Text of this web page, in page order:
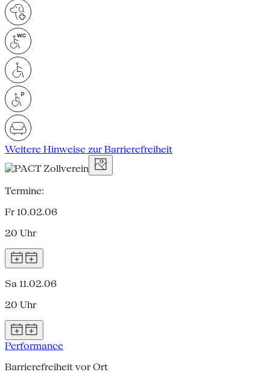
Weitere Hinweise zur Barrierefreiheit
Termine:
Fr 10.02.06
20 Uhr
Sa 11.02.06
20 Uhr
Performance
Barrierefreiheit vor Ort